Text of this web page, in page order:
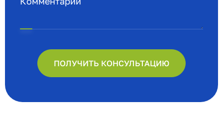
ПОЛУЧИТЬ КОНСУЛЬТАЦИЮ